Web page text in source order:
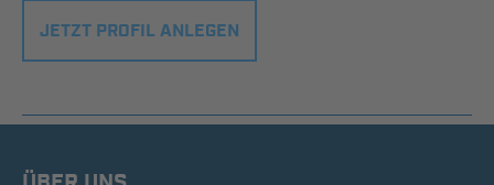
JETZT PROFIL ANLEGEN